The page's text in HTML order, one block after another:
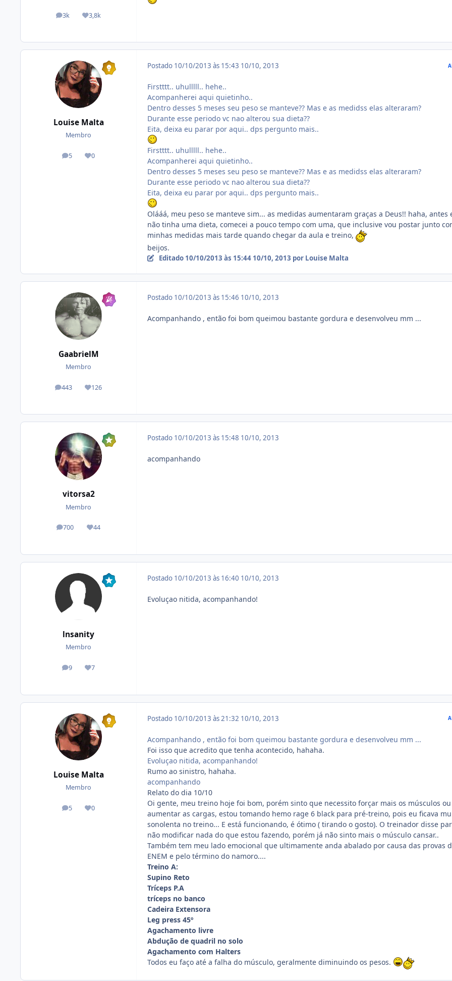
3k
posts 3,8k
Reputação
Louise Malta
Membro
5
posts 0
Reputação
Postado 10/10/2013 às 15:43 10/10, 2013
Firstttt.. uhulllll.. hehe..
Acompanherei aqui quietinho..
Dentro desses 5 meses seu peso se manteve?? Mas e as medidss elas alteraram?
Durante esse periodo vc nao alterou sua dieta??
Eita, deixa eu parar por aqui.. dps pergunto mais..
Firstttt.. uhulllll.. hehe..
Acompanherei aqui quietinho..
Dentro desses 5 meses seu peso se manteve?? Mas e as medidss elas alteraram?
Durante esse periodo vc nao alterou sua dieta??
Eita, deixa eu parar por aqui.. dps pergunto mais..
Olááá, meu peso se manteve sim... as medidas aumentaram graças a Deus!! haha, antes
não tinha uma dieta, comecei a pouco tempo com uma, que inclusive vou postar junto
minhas medidas mais tarde quando chegar da aula e treino,
beijos.
Editado 10/10/2013 às 15:44 10/10, 2013 por Louise Malta
GaabrielM
Membro
443
posts 126
Reputação
Postado 10/10/2013 às 15:46 10/10, 2013
Acompanhando , então foi bom queimou bastante gordura e desenvolveu mm ...
vitorsa2
Membro
700
posts 44
Reputação
Postado 10/10/2013 às 15:48 10/10, 2013
acompanhando
lnsanity
Membro
9
posts 7
Reputação
Postado 10/10/2013 às 16:40 10/10, 2013
Evoluçao nitida, acompanhando!
Louise Malta
Membro
5
posts 0
Reputação
Postado 10/10/2013 às 21:32 10/10, 2013
Acompanhando , então foi bom queimou bastante gordura e desenvolveu mm ...
Foi isso que acredito que tenha acontecido, hahaha.
Evoluçao nitida, acompanhando!
Rumo ao sinistro, hahaha.
acompanhando
Relato do dia 10/10
Oi gente, meu treino hoje foi bom, porém sinto que necessito forçar mais os músculos ou
aumentar as cargas, estou tomando hemo rage 6 black para pré-treino, pois eu ficava
sonolenta no treino... E está funcionando, é ótimo ( tirando o gosto). O treinador disse
não modificar nada do que estou fazendo, porém já não sinto mais o músculo cansar..
Também tem meu lado emocional que ultimamente anda abalado por causa das provas
ENEM e pelo término do namoro....
Treino A:
Supino Reto
Tríceps P.A
tríceps no banco
Cadeira Extensora
Leg press 45º
Agachamento livre
Abdução de quadril no solo
Agachamento com Halters
Todos eu faço até a falha do músculo, geralmente diminuindo os pesos.